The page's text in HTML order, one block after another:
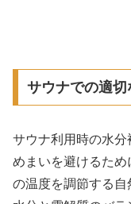
サウナでの適
サウナ利用時の水
めまいを避けるた
の温度を調節する